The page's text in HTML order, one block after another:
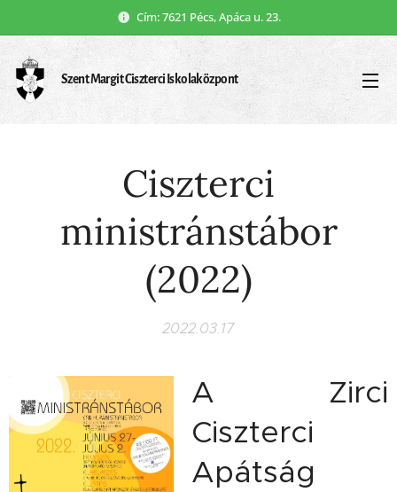
Cím: 7621 Pécs, Apáca u. 23.
Szent Margit Ciszterci Iskolaközpont
Ciszterci
ministránstábor
(2022)
2022.03.17
A Zirci
Ciszterci
Apátság